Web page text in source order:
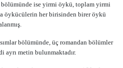
bölümünde ise yirmi öykü, toplam yirmi
öykücülerin her birisinden birer öykü
bölümünde, üç romandan bölümler
ayrı metin bulunmaktadır.